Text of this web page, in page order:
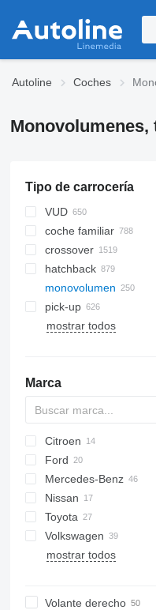
Autoline Coches
Tipo de carrocería
VUD
coche familiar
crossover
hatchback
monovolumen
pick-up
mostrar todos
Marca
2-Series
Citroen
Berlingo
C-series
Dokker
Jogger
Lodgy
Logan
Doblo
Qubo
Ford
C-MAX
Courier
Galaxy
S-MAX
Tourneo
Fit
Shuttle
Carnival
5
Mercedes-Benz
Citan
EQV
V-Class
Vito
D-series
eK
Nissan
Elgrand
Note
Pathfinder
Combo
Meriva
Zafira
3008
5008
Partner
Clio
Kangoo
Megane
Alhambra
Altea
Toyota
Alphard
Corolla
Volkswagen
Caddy
Yeti
mostrar todos
Volante derecho